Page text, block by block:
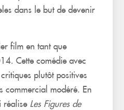
dans le but de devenir
film en tant que
Cette comédie avec
plutôt positives
commercial modéré. En
réalise Les Figures de